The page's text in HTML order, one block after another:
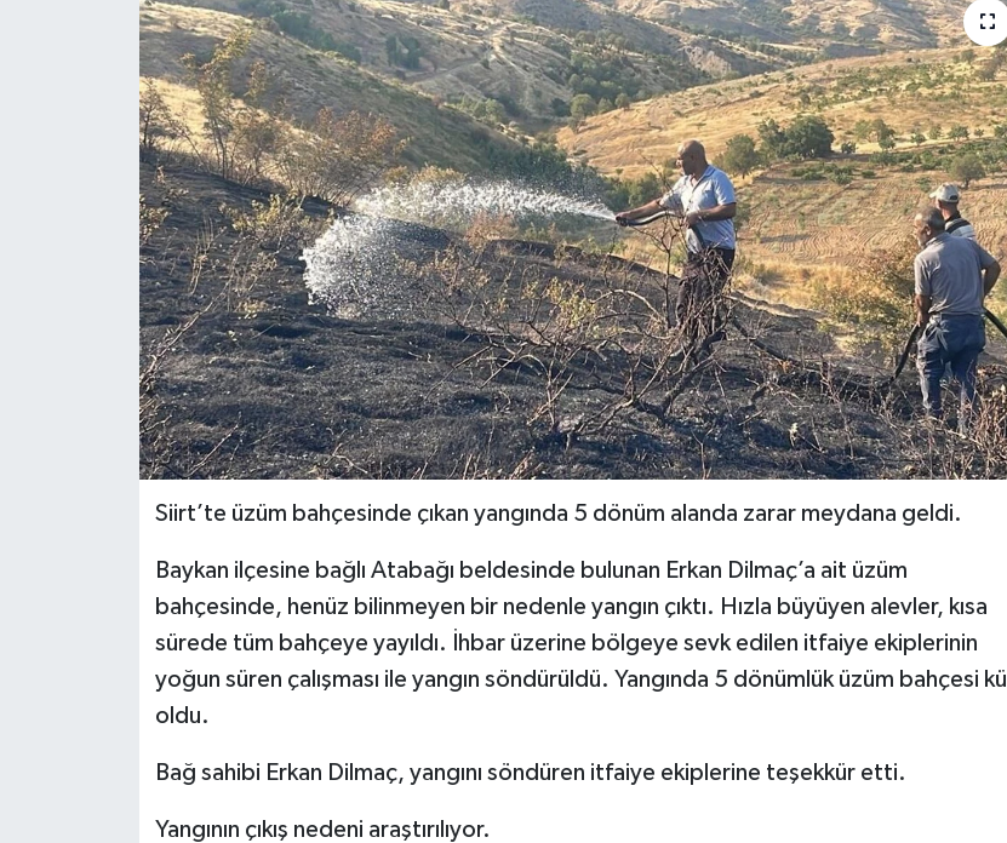
Siirt’te üzüm bahçesinde çıkan yangında 5 dönüm alanda zarar meydana geldi.
Baykan ilçesine bağlı Atabağı beldesinde bulunan Erkan Dilmaç’a ait üzüm
bahçesinde, henüz bilinmeyen bir nedenle yangın çıktı. Hızla büyüyen alevler, kısa
sürede tüm bahçeye yayıldı. İhbar üzerine bölgeye sevk edilen itfaiye ekiplerinin
yoğun süren çalışması ile yangın söndürüldü. Yangında 5 dönümlük üzüm bahçesi kül
oldu.
Bağ sahibi Erkan Dilmaç, yangını söndüren itfaiye ekiplerine teşekkür etti.
Yangının çıkış nedeni araştırılıyor.